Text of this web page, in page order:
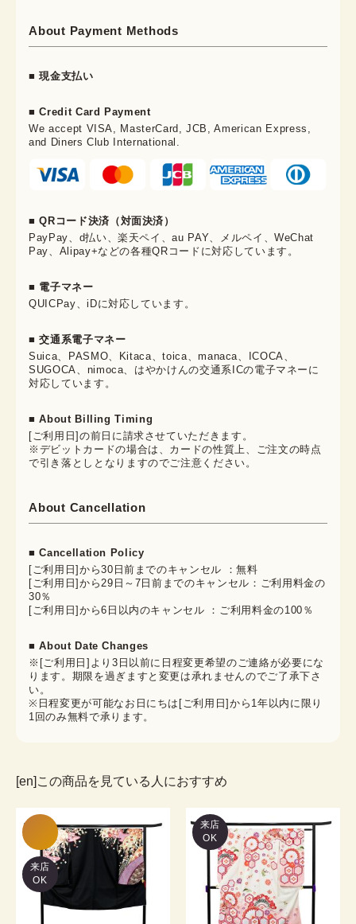
About Payment Methods
■ 現金支払い
■ Credit Card Payment
We accept VISA, MasterCard, JCB, American Express,
and Diners Club International.
■ QRコード決済（対面決済）
PayPay、d払い、楽天ペイ、au PAY、メルペイ、WeChat
Pay、Alipay+などの各種QRコードに対応しています。
■ 電子マネー
QUICPay、iDに対応しています。
■ 交通系電子マネー
Suica、PASMO、Kitaca、toica、manaca、ICOCA、
SUGOCA、nimoca、はやかけんの交通系ICの電子マネーに
対応しています。
■ About Billing Timing
[ご利用日]の前日に請求させていただきます。
※デビットカードの場合は、カードの性質上、ご注文の時点
で引き落としとなりますのでご注意ください。
About Cancellation
■ Cancellation Policy
[ご利用日]から30日前までのキャンセル ：無料
[ご利用日]から29日～7日前までのキャンセル：ご利用料金の
30％
[ご利用日]から6日以内のキャンセル ：ご利用料金の100％
■ About Date Changes
※[ご利用日]より3日以前に日程変更希望のご連絡が必要にな
ります。期限を過ぎますと変更は承れませんのでご了承下さ
い。
※日程変更が可能なお日にちは[ご利用日]から1年以内に限り
1回のみ無料で承ります。
[en]この商品を見ている人におすすめ
来店
OK
来店
OK